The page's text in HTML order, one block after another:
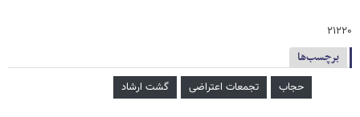
۲۱۲۲۰
برچسب‌ها
حجاب تجمعات اعتراضی گشت ارشاد